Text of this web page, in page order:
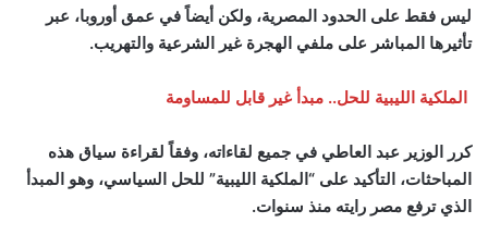
ليس فقط على الحدود المصرية، ولكن أيضاً في عمق أوروبا، عبر
تأثيرها المباشر على ملفي الهجرة غير الشرعية والتهريب.
الملكية الليبية للحل.. مبدأ غير قابل للمساومة
كرر الوزير عبد العاطي في جميع لقاءاته، وفقاً لقراءة سياق هذه
المباحثات، التأكيد على “الملكية الليبية” للحل السياسي، وهو المبدأ
الذي ترفع مصر رايته منذ سنوات.